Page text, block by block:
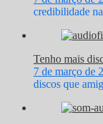
credibilidade
Tenho mais
7 de março de
discos que